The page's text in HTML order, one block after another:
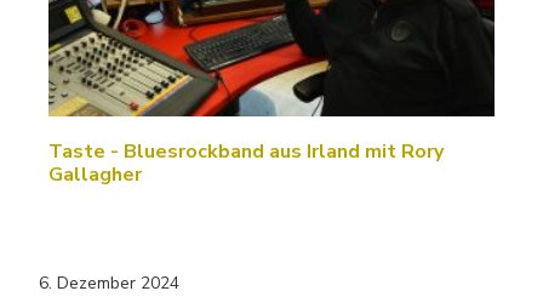
Taste - Bluesrockband aus Irland mit Rory
Gallagher
6. Dezember 2024